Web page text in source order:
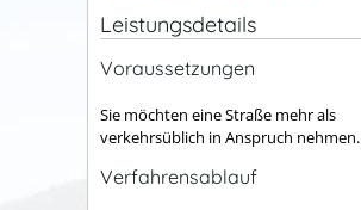
Leistungsdetails
Voraussetzungen
Sie möchten eine Straße mehr als
verkehrsüblich in Anspruch nehmen.
Verfahrensablauf